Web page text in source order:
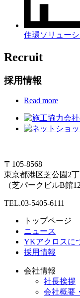
住環ソリュー
Recruit
採用情報
Read more
〒105-8568
東京都港区芝公園2
（芝パークビルB館12
TEL.03-5405-6111
トップページ
ニュース
YKアクロスに
採用情報
会社情報
社長挨拶
会社概要